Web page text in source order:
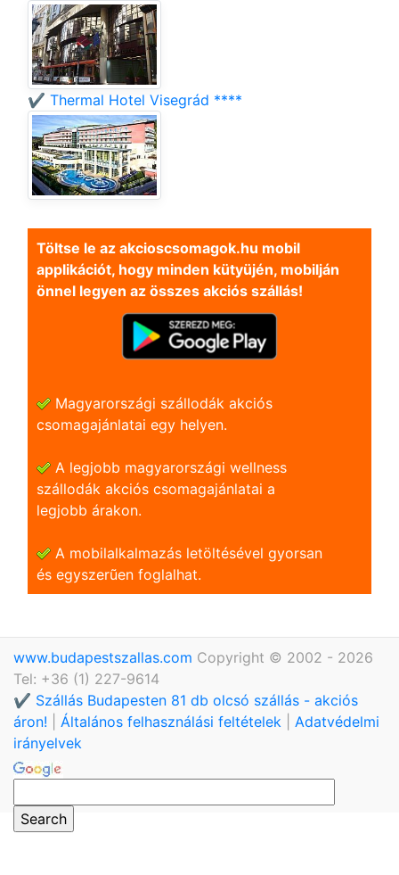
✔️ Thermal Hotel Visegrád ****
Töltse le az akcioscsomagok.hu mobil
applikációt, hogy minden kütyüjén, mobilján
önnel legyen az összes akciós szállás!
Magyarországi szállodák akciós
csomagajánlatai egy helyen.
A legjobb magyarországi wellness
szállodák akciós csomagajánlatai a
legjobb árakon.
A mobilalkalmazás letöltésével gyorsan
és egyszerũen foglalhat.
www.budapestszallas.com Copyright © 2002 - 2026
Tel: +36 (1) 227-9614
✔️ Szállás Budapesten 81 db olcsó szállás - akciós
áron!
Általános felhasználási feltételek
Adatvédelmi
irányelvek